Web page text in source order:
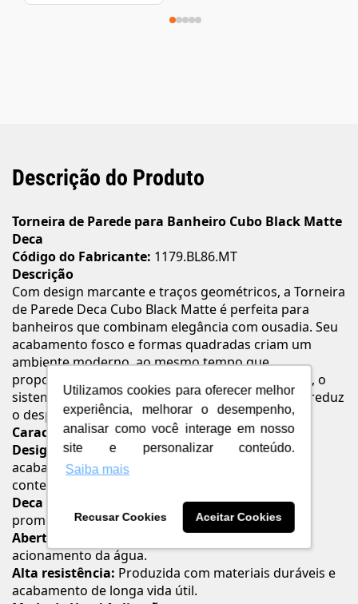
Utilizamos cookies para oferecer melhor
experiência, melhorar o desempenho,
analisar como você interage em nosso
site e personalizar conteúdo.
Saiba mais
Recusar Cookies Aceitar Cookies
Descrição do Produto
Torneira de Parede para Banheiro Cubo Black Matte
Deca
Código do Fabricante: 1179.BL86.MT
Descrição
Com design marcante e traços geométricos, a Torneira
de Parede Deca Cubo Black Matte é perfeita para
banheiros que combinam elegância com ousadia. Seu
acabamento fosco e formas quadradas criam um
ambiente moderno, ao mesmo tempo que
proporcionam conforto no uso diário. Além disso, o
sistema Deca Comfort ajuda a evitar respingos e reduz
o desperdício de água.
Características e Benefícios
Design sofisticado:
Formas quadradas com
acabamento Black Matte, ideais para ambientes
contemporâneos.
Deca Comfort:
Tecnologia que evita respingos e
promove economia de água.
Abertura 1/4 de volta:
Facilidade e rapidez no
acionamento da água.
Alta resistência: Produzida com materiais duráveis e
acabamento de longa vida útil.